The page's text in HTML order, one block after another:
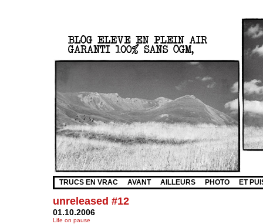
TRUCS EN VRAC AVANT AILLEURS PHOTO ET
unreleased #12
01.10.2006
Life on pause